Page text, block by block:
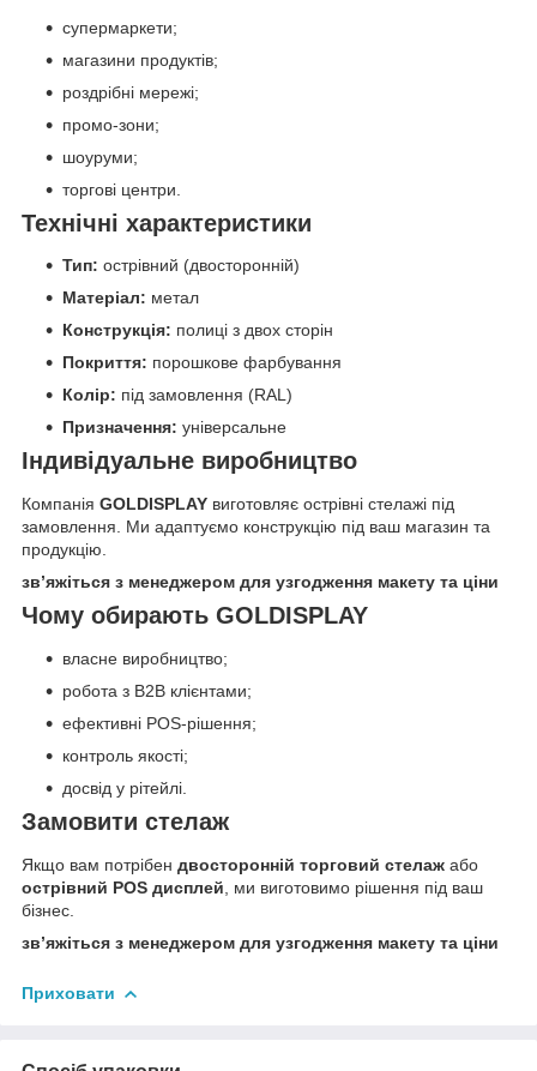
супермаркети;
магазини продуктів;
роздрібні мережі;
промо-зони;
шоуруми;
торгові центри.
Технічні характеристики
Тип: острівний (двосторонній)
Матеріал: метал
Конструкція: полиці з двох сторін
Покриття: порошкове фарбування
Колір: під замовлення (RAL)
Призначення: універсальне
Індивідуальне виробництво
Компанія GOLDISPLAY виготовляє острівні стелажі під
замовлення. Ми адаптуємо конструкцію під ваш магазин та
продукцію.
зв’яжіться з менеджером для узгодження макету та ціни
Чому обирають GOLDISPLAY
власне виробництво;
робота з B2B клієнтами;
ефективні POS-рішення;
контроль якості;
досвід у рітейлі.
Замовити стелаж
Якщо вам потрібен двосторонній торговий стелаж або
острівний POS дисплей , ми виготовимо рішення під ваш
бізнес.
зв’яжіться з менеджером для узгодження макету та ціни
Приховати